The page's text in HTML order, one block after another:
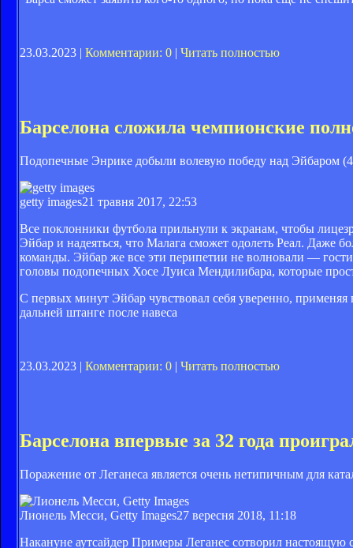
23.03.2023 | Комментарии: 0 | Читать полностью
Барселона сложила чемпионские
Подопечные Энрике добыли волевую победу над Эйбаром
getty images21 травня 2017, 22:53
Все поклонники футбола прильнули к экранам, чтобы
Эйбар и надеяться, что Малага сможет одолеть Реал. Даже
команды. Эйбар же все эти перипетии не волновали —
головы подопечных Хосе Луиса Мендилибара, которые
С первых минут Эйбар чувствовал себя уверенно,
дальней штанге после навеса
23.03.2023 | Комментарии: 0 | Читать полностью
Барселона впервые за 32 года
Поражение от Леганеса является очень нетипичным для
Лионель Месси, Getty Images27 вересня 2018, 11:18
Накануне аутсайдер Примеры Леганес сотворил настоящую